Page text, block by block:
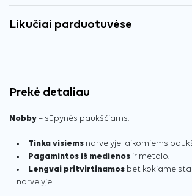
Likučiai parduotuvėse
Prekė detaliau
Nobby – sūpynės paukščiams.
Tinka visiems narvelyje laikomiems
Pagamintos iš medienos ir metalo.
Lengvai pritvirtinamos bet kokiame
narvelyje.